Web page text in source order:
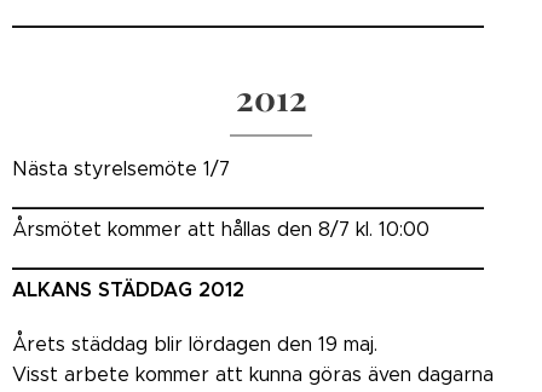
2012
Nästa styrelsemöte 1/7
Årsmötet kommer att hållas den 8/7 kl. 10:00
ALKANS STÄDDAG 2012
Årets städdag blir lördagen den 19 maj.
Visst arbete kommer att kunna göras även dagarna